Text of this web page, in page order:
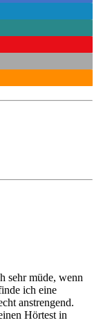
sehr müde, wenn
ich eine
anstrengend.
Hörtest in